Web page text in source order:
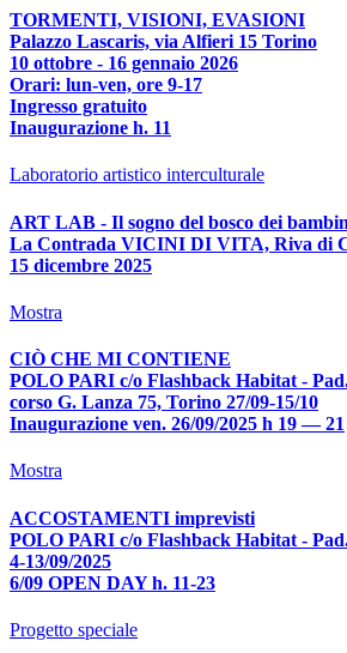
TORMENTI, VISIONI, EVASIONI
Palazzo Lascaris, via Alfieri 15 Torino
10 ottobre - 16 gennaio 2026
Orari: lun-ven, ore 9-17
Ingresso gratuito
Inaugurazione h. 11
Laboratorio artistico interculturale
ART LAB - Il sogno del bosco dei
La Contrada VICINI DI VITA, Riva di
15 dicembre 2025
Mostra
CIÒ CHE MI CONTIENE
POLO PARI c/o Flashback Habitat -
corso G. Lanza 75, Torino 27/09-15/10
Inaugurazione ven. 26/09/2025 h 19 — 21
Mostra
ACCOSTAMENTI imprevisti
POLO PARI c/o Flashback Habitat -
4-13/09/2025
6/09 OPEN DAY h. 11-23
Progetto speciale